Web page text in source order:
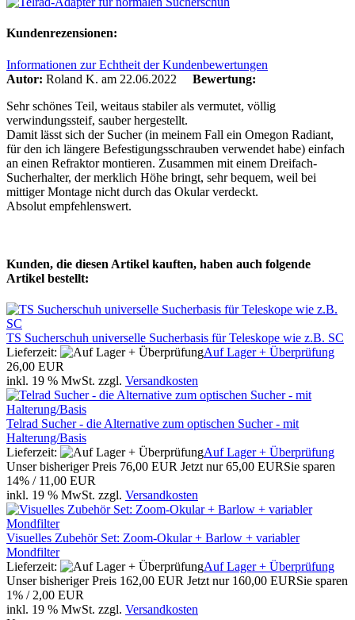
Kundenrezensionen:
Informationen zur Echtheit der Kundenbewertungen
Autor: Roland K. am 22.06.2022 Bewertung:
Sehr schönes Teil, weitaus stabiler als vermutet, völlig
verwindungssteif, sauber hergestellt.
Damit lässt sich der Sucher (in meinem Fall ein Omegon Radiant,
für den ich längere Befestigungsschrauben verwendet habe) einfach
an einen Refraktor montieren. Zusammen mit einem Dreifach-
Sucherhalter, der merklich Höhe bringt, sehr bequem, weil bei
mittiger Montage nicht durch das Okular verdeckt.
Absolut empfehlenswert.
Kunden, die diesen Artikel kauften, haben auch folgende
Artikel bestellt:
TS Sucherschuh universelle Sucherbasis für Teleskope wie z.B. SC
Lieferzeit:
Auf Lager + Überprüfung
26,00 EUR
inkl. 19 % MwSt. zzgl. Versandkosten
Telrad Sucher - die Alternative zum optischen Sucher - mit
Halterung/Basis
Lieferzeit:
Auf Lager + Überprüfung
Unser bisheriger Preis 76,00 EUR Jetzt nur65,00 EURSie sparen
14% / 11,00 EUR
inkl. 19 % MwSt. zzgl. Versandkosten
Visuelles Zubehör Set: Zoom-Okular + Barlow + variabler
Mondfilter
Lieferzeit:
Auf Lager + Überprüfung
Unser bisheriger Preis 162,00 EUR Jetzt nur 160,00 EURSie sparen
1% / 2,00 EUR
inkl. 19 % MwSt. zzgl. Versandkosten